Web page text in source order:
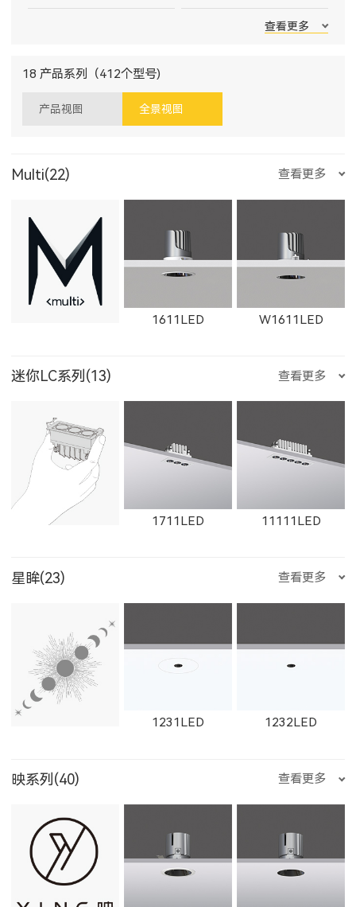
查看更多
18 产品系列（412个型号)
产品视图 全景视图
Multi(22) 查看更多
1611LED W1611LED
1612LED W1612LED 1761LED
1762LED W1762LED
迷你LC系列(13) 查看更多
1711LED 11111LED
12111LED W1711LED W11111LED
1782LED 11181LED
星眸(23) 查看更多
1231LED 1232LED
1351LED 1352LED 1231LED-3
映系列(40) 查看更多